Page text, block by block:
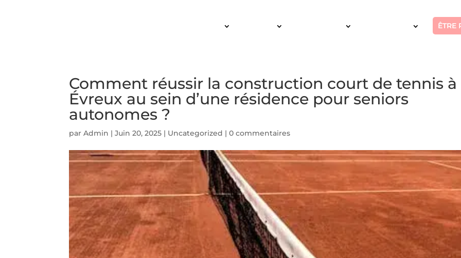
ÊTRE
Comment réussir la construction court de tennis à
Évreux au sein d’une résidence pour seniors
autonomes ?
parAdmin |Juin 20, 2025 | Uncategorized |0 commentaires